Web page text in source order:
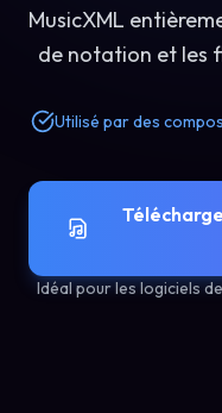
MusicXML
de notation et les
Utilisé par des
Idéal pour les logiciels